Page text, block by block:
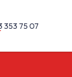
353 75 07